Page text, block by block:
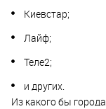
Киевстар;
Лайф;
Теле2;
и других.
Из какого бы